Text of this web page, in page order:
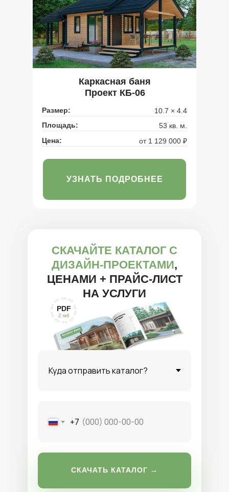
Каркасная баня
Проект КБ-06
Размер:
10.7 × 4.4
Площадь:
53 кв. м.
Цена:
от 1 129 000 ₽
УЗНАТЬ ПОДРОБНЕЕ
СКАЧАТЬ КАТАЛОГ →
+7
PDF
2 мб
СКАЧАЙТЕ КАТАЛОГ С
ДИЗАЙН-ПРОЕКТАМИ,
ЦЕНАМИ + ПРАЙС-ЛИСТ
НА УСЛУГИ